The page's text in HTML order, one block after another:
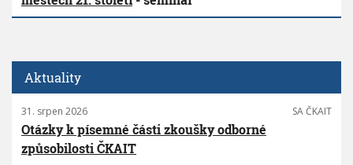
Aktuality
31. srpen 2026 SA ČKAIT
Otázky k písemné části zkoušky odborné
způsobilosti ČKAIT